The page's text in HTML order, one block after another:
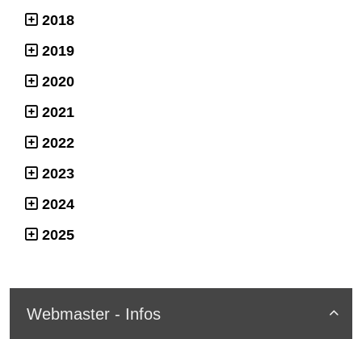
2018
2019
2020
2021
2022
2023
2024
2025

Webmaster - Infos